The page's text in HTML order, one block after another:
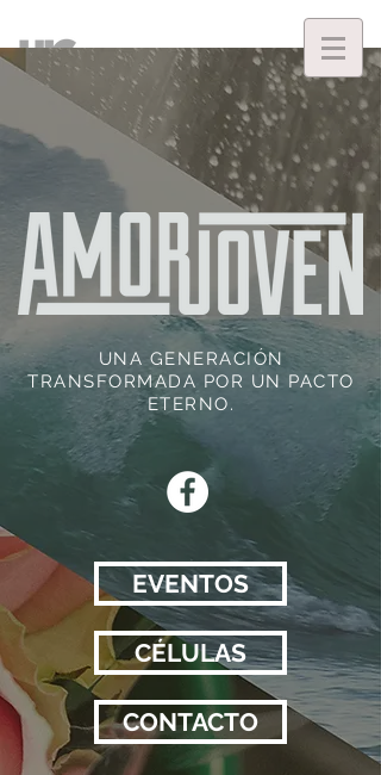
UNA GENERACIÓN
TRANSFORMADA POR UN PACTO
ETERNO.
EVENTOS
CÉLULAS
CONTACTO